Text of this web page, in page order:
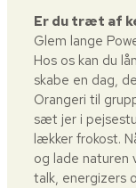
Er du træt af
Glem lange
Hos os kan du
skabe en dag,
Orangeri til
sæt jer i
lækker frokost.
og lade naturen
talk, energizers